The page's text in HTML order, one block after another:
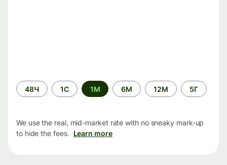
Time
period
48Ч 1С 1М 6М 12М 5Г
We use the real, mid-market rate with no sneaky mark-up
to hide the fees. Learn more